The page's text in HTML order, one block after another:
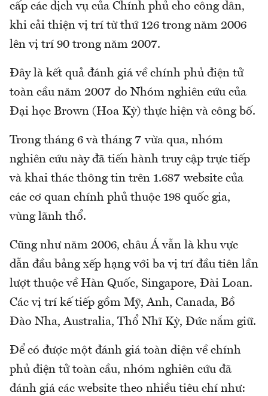
cấp các dịch vụ của Chính phủ cho công dân,
khi cải thiện vị trí từ thứ 126 trong năm 2006
lên vị trí 90 trong năm 2007.
Đây là kết quả đánh giá về chính phủ điện tử
toàn cầu năm 2007 do Nhóm nghiên cứu của
Đại học Brown (Hoa Kỳ) thực hiện và công bố.
Trong tháng 6 và tháng 7 vừa qua, nhóm
nghiên cứu này đã tiến hành truy cập trực tiếp
và khai thác thông tin trên 1.687 website của
các cơ quan chính phủ thuộc 198 quốc gia,
vùng lãnh thổ.
Cũng như năm 2006, châu Á vẫn là khu vực
dẫn đầu bảng xếp hạng với ba vị trí đầu tiên lần
lượt thuộc về Hàn Quốc, Singapore, Đài Loan.
Các vị trí kế tiếp gồm Mỹ, Anh, Canada, Bồ
Đào Nha, Australia, Thổ Nhĩ Kỳ, Đức nắm giữ.
Để có được một đánh giá toàn diện về chính
phủ điện tử toàn cầu, nhóm nghiên cứu đã
đánh giá các website theo nhiều tiêu chí như: